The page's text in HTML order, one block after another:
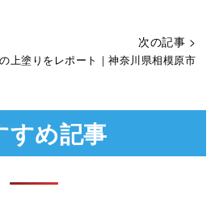
次の記事 >
上塗りをレポート｜神奈川県相模原市
すめ記事